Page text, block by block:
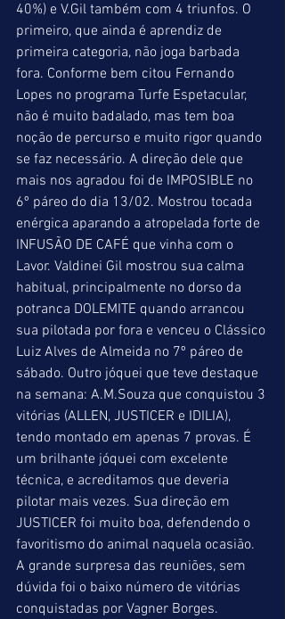
40%) e V.Gil também com 4 triunfos. O
primeiro, que ainda é aprendiz de
primeira categoria, não joga barbada
fora. Conforme bem citou Fernando
Lopes no programa Turfe Espetacular,
não é muito badalado, mas tem boa
noção de percurso e muito rigor quando
se faz necessário. A direção dele que
mais nos agradou foi de IMPOSIBLE no
6º páreo do dia 13/02. Mostrou tocada
enérgica aparando a atropelada forte de
INFUSÃO DE CAFÉ que vinha com o
Lavor. Valdinei Gil mostrou sua calma
habitual, principalmente no dorso da
potranca DOLEMITE quando arrancou
sua pilotada por fora e venceu o Clássico
Luiz Alves de Almeida no 7º páreo de
sábado. Outro jóquei que teve destaque
na semana: A.M.Souza que conquistou 3
vitórias (ALLEN, JUSTICER e IDILIA),
tendo montado em apenas 7 provas. É
um brilhante jóquei com excelente
técnica, e acreditamos que deveria
pilotar mais vezes. Sua direção em
JUSTICER foi muito boa, defendendo o
favoritismo do animal naquela ocasião.
A grande surpresa das reuniões, sem
dúvida foi o baixo número de vitórias
conquistadas por Vagner Borges.